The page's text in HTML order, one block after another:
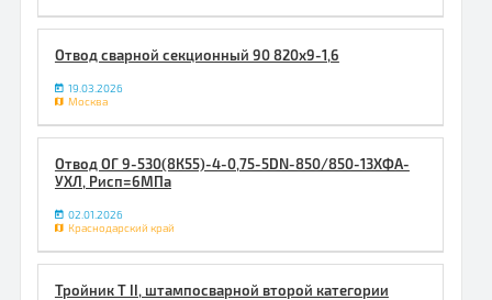
Отвод сварной секционный 90 820х9-1,6
19.03.2026
Москва
Отвод ОГ 9-530(8К55)-4-0,75-5DN-850/850-13ХФА-
УХЛ, Pисп=6МПа
02.01.2026
Краснодарский край
Тройник Т II, штампосварной второй категории